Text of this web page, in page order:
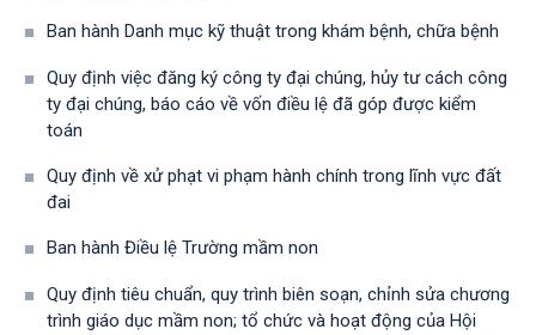
Ban hành Danh mục kỹ thuật trong khám bệnh, chữa bệnh
Quy định việc đăng ký công ty đại chúng, hủy tư cách công
ty đại chúng, báo cáo về vốn điều lệ đã góp được kiểm
toán
Quy định về xử phạt vi phạm hành chính trong lĩnh vực đất
đai
Ban hành Điều lệ Trường mầm non
Quy định tiêu chuẩn, quy trình biên soạn, chỉnh sửa chương
trình giáo dục mầm non; tổ chức và hoạt động của Hội